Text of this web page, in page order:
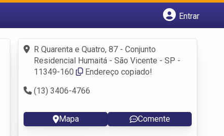
Entrar
Fazer login
Criar conta
R Quarenta e Quatro, 87 - Conjunto
Residencial Humaitá - São Vicente - SP -
11349-160
Endereço copiado!
(13) 3406-4766
Mapa Comente